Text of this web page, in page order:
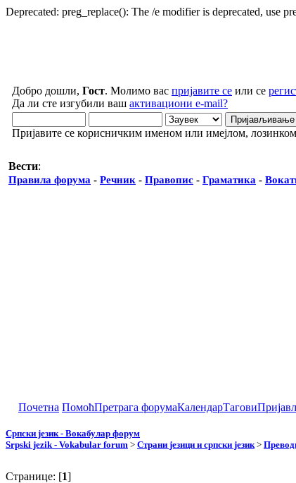
Deprecated: preg_replace(): The /e modifier is deprecated, use
Добро дошли, Гост. Молимо вас пријавите се или се
Да ли сте изгубили ваш активациони e-mail?
Пријавите се корисничким именом или имејлом,
Вести:
Правила форума - Речник - Правопис - Граматика -
Почетна ПомоћПретрага форумаКалендарТагови
Српски језик - Вокабулар форум
Srpski jezik - Vokabular forum > Страни језици и српски језик >
Странице: [1]